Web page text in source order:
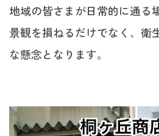
地域の皆さまが日常的に通る
景観を損ねるだけでなく、衛
な懸念となります。